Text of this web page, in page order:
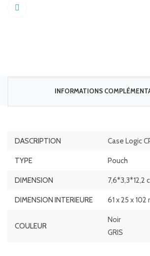
INFORMATIONS
DASCRIPTION Case Logic
TYPE Pouch
DIMENSION 7,6*3,3*12,2
DIMENSION INTERIEURE 61 x 25 x 102
COULEUR
Noir
GRIS